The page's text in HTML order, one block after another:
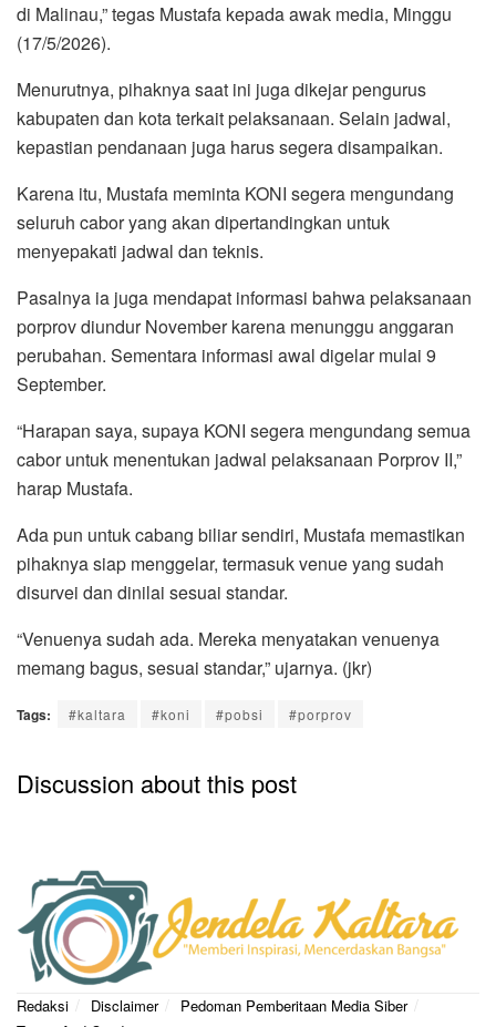
di Malinau,” tegas Mustafa kepada awak media, Minggu
(17/5/2026).
Menurutnya, pihaknya saat ini juga dikejar pengurus
kabupaten dan kota terkait pelaksanaan. Selain jadwal,
kepastian pendanaan juga harus segera disampaikan.
Karena itu, Mustafa meminta KONI segera mengundang
seluruh cabor yang akan dipertandingkan untuk
menyepakati jadwal dan teknis.
Pasalnya ia juga mendapat informasi bahwa pelaksanaan
porprov diundur November karena menunggu anggaran
perubahan. Sementara informasi awal digelar mulai 9
September.
“Harapan saya, supaya KONI segera mengundang semua
cabor untuk menentukan jadwal pelaksanaan Porprov II,”
harap Mustafa.
Ada pun untuk cabang biliar sendiri, Mustafa memastikan
pihaknya siap menggelar, termasuk venue yang sudah
disurvei dan dinilai sesuai standar.
“Venuenya sudah ada. Mereka menyatakan venuenya
memang bagus, sesuai standar,” ujarnya. (jkr)
Tags: #kaltara #koni #pobsi #porprov
Discussion about this post
Redaksi Disclaimer
Pedoman Pemberitaan Media Siber